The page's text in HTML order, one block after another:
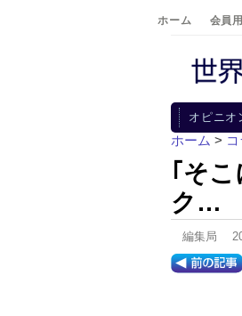
ホーム 会員
オピニオ
ホーム >
｢そ
ク…
編集局